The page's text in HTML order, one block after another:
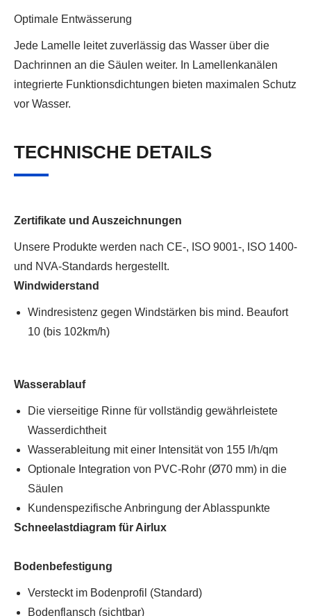
Optimale Entwässerung
Jede Lamelle leitet zuverlässig das Wasser über die
Dachrinnen an die Säulen weiter. In Lamellenkanälen
integrierte Funktionsdichtungen bieten maximalen Schutz
vor Wasser.
TECHNISCHE DETAILS
Zertifikate und Auszeichnungen
Unsere Produkte werden nach CE-, ISO 9001-, ISO 1400-
und NVA-Standards hergestellt.
Windwiderstand
Windresistenz gegen Windstärken bis mind. Beaufort
10 (bis 102km/h)
Wasserablauf
Die vierseitige Rinne für vollständig gewährleistete
Wasserdichtheit
Wasserableitung mit einer Intensität von 155 l/h/qm
Optionale Integration von PVC-Rohr (Ø70 mm) in die
Säulen
Kundenspezifische Anbringung der Ablasspunkte
Schneelastdiagram für Airlux
Bodenbefestigung
Versteckt im Bodenprofil (Standard)
Bodenflansch (sichtbar)